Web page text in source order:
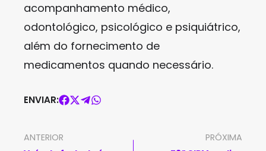
acompanhamento médico,
odontológico, psicológico e psiquiátrico,
além do fornecimento de
medicamentos quando necessário.
ENVIAR:
ANTERIOR
PRÓXIMA